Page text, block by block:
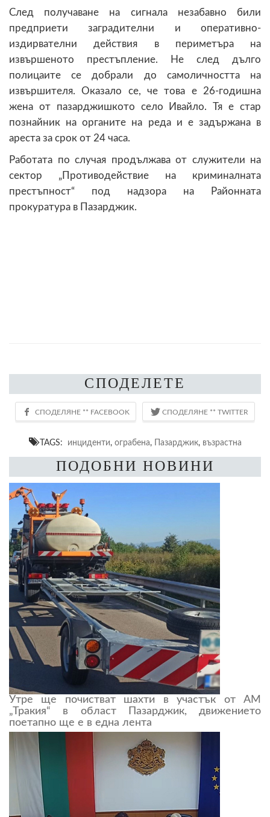
След получаване на сигнала незабавно били
предприети заградителни и оперативно-
издирвателни действия в периметъра на
извършеното престъпление. Не след дълго
полицаите се добрали до самоличността на
извършителя. Оказало се, че това е 26-годишна
жена от пазарджишкото село Ивайло. Тя е стар
познайник на органите на реда и е задържана в
ареста за срок от 24 часа.
Работата по случая продължава от служители на
сектор „Противодействие на криминалната
престъпност“ под надзора на Районната
прокуратура в Пазарджик.
СПОДЕЛЕТЕ
TAGS: инциденти, ограбена, Пазарджик, възрастна
ПОДОБНИ НОВИНИ
Утре ще почистват шахти в участък от АМ
„Тракия“ в област Пазарджик, движението
поетапно ще е в една лента